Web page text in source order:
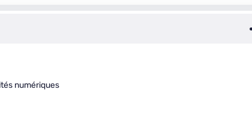
numériques